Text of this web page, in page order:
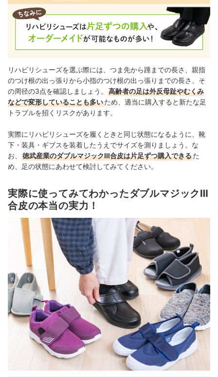
リハビリシューズを選ぶ際には、つま先から踵までの長さ、親指
のつけ根の出っ張りから小指のつけ根の出っ張りまでの長さ、そ
の周径の3点を確認しましょう。
高齢者の足は外反母趾やむくみ
などで変形していることも多いため、適当に購入すると新たな足
トラブルを招くリスクがあります。
実際にリハビリシューズを履くときと同じ状態になるように、靴
下・装具・ギブスを装着したうえでサイズを測りましょう。な
お、
徳武産業のダブルマジックⅢ合皮は片足ずつ購入できるた
め、足の状態にあわせて検討してみてください。
実際に使ってみてわかったダブルマジックⅢ
合皮の本当の実力！